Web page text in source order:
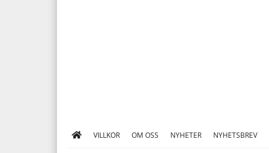
VILLKOR OM OSS NYHETER NYHETSBREV